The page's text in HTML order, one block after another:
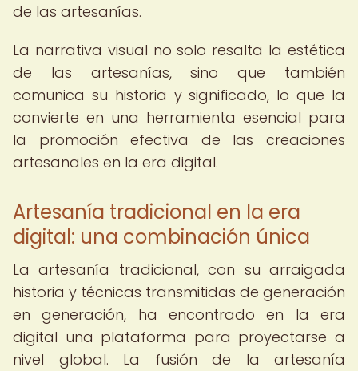
de las artesanías.
La narrativa visual no solo resalta la estética
de las artesanías, sino que también
comunica su historia y significado, lo que la
convierte en una herramienta esencial para
la promoción efectiva de las creaciones
artesanales en la era digital.
Artesanía tradicional en la era
digital: una combinación única
La artesanía tradicional, con su arraigada
historia y técnicas transmitidas de generación
en generación, ha encontrado en la era
digital una plataforma para proyectarse a
nivel global. La fusión de la artesanía